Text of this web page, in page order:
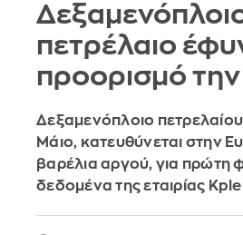
πετρέλαιο
προορισμό
Δεξαμενόπλοιο
Μάιο, κατευθύνεται στην
βαρέλια αργού, για
δεδομένα της εταιρίας